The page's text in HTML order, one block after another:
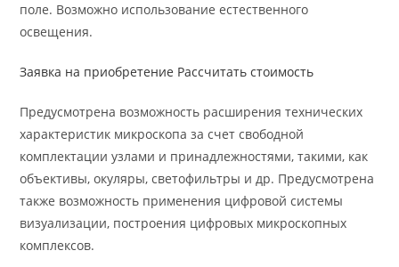
поле. Возможно использование естественного
освещения.
Заявка на приобретение Рассчитать стоимость
Предусмотрена возможность расширения технических
характеристик микроскопа за счет свободной
комплектации узлами и принадлежностями, такими, как
объективы, окуляры, светофильтры и др. Предусмотрена
также возможность применения цифровой системы
визуализации, построения цифровых микроскопных
комплексов.